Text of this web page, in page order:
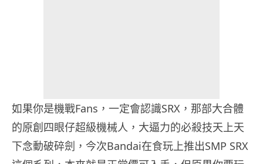
如果你是機戰Fans，一定會認識SRX，那部大合體
的原創四眼仔超級機械人，大逼力的必殺技天上天
下念動破碎劍，今次Bandai在食玩上推出SMP SRX